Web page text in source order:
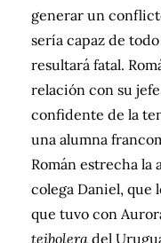
generar un
sería capaz de
resultará fatal.
relación con su
confidente de la
una alumna
Román estrecha la
colega Daniel, que
que tuvo con
teibolera del